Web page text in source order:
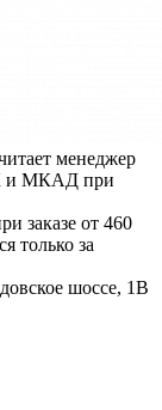
менеджер
и МКАД при
заказе от 460
только за
шоссе, 1В